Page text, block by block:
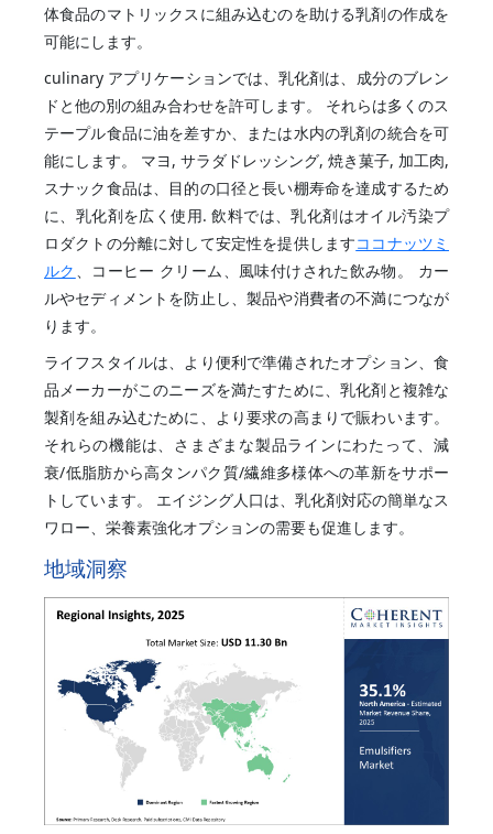
体食品のマトリックスに組み込むのを助ける乳剤の作成を
可能にします。
culinary アプリケーションでは、乳化剤は、成分のブレン
ドと他の別の組み合わせを許可します。 それらは多くのス
テープル食品に油を差すか、または水内の乳剤の統合を可
能にします。 マヨ, サラダドレッシング, 焼き菓子, 加工肉,
スナック食品は、目的の口径と長い棚寿命を達成するため
に、乳化剤を広く使用. 飲料では、乳化剤はオイル汚染プ
ロダクトの分離に対して安定性を提供しますココナッツミ
ルク
、コーヒー クリーム、風味付けされた飲み物。 カー
ルやセディメントを防止し、製品や消費者の不満につなが
ります。
ライフスタイルは、より便利で準備されたオプション、食
品メーカーがこのニーズを満たすために、乳化剤と複雑な
製剤を組み込むために、より要求の高まりで賑わいます。
それらの機能は、さまざまな製品ラインにわたって、減
衰/低脂肪から高タンパク質/繊維多様体への革新をサポー
トしています。 エイジング人口は、乳化剤対応の簡単なス
ワロー、栄養素強化オプションの需要も促進します。
地域洞察